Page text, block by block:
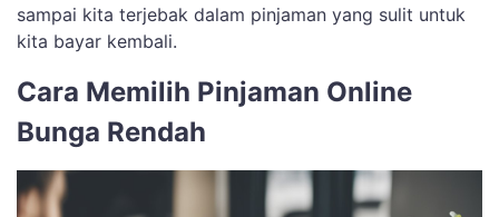
sampai kita terjebak dalam pinjaman yang sulit untuk
kita bayar kembali.
Cara Memilih Pinjaman Online
Bunga Rendah